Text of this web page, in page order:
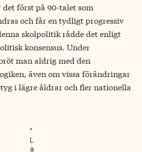
först på 90-talet som
och får en tydligt progressiv
skolpolitik rådde det enligt
konsensus. Under
man aldrig med den
även om vissa förändringar
i lägre åldrar och fler nationella
”
L
a